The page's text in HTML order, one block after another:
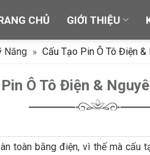
CHỦ GIỚI THIỆU
Năng » Cấu Tạo Pin Ô Tô Điện
Ô Tô Điện &
toàn bằng điện, vì thế mà